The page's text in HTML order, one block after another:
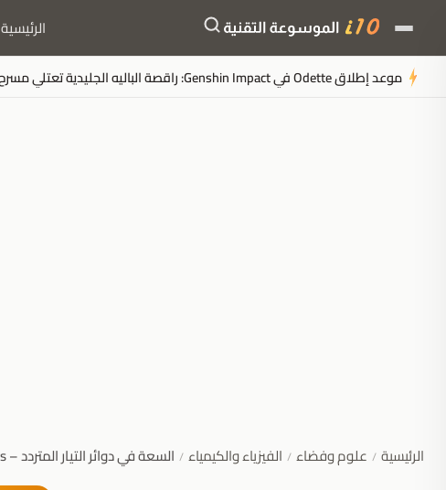
الرئيسية
ملخَّص المقال
موعد إطلاق Odette في Genshin Impact: راقصة الباليه الجليدية تعتلي مسرح Snezhnaya
الرئيسية / علوم وفضاء / الفيزياء والكيمياء / السعة في دوائر التيار المتردد – Capacitance in AC Circuits